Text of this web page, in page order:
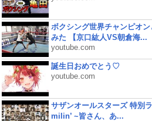
ボクシング世界チャンピオ
みた 【京口紘人VS朝倉海...
youtube.com
誕生日おめでとう♡
youtube.com
サザンオールスターズ 特別
milin’ ~皆さん、あ...